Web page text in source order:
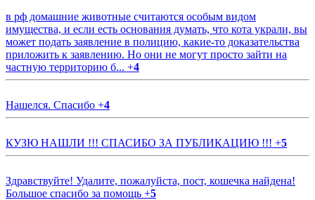
в рф домашние животные считаются особым видом
имущества, и если есть основания думать, что кота украли, вы
может подать заявление в полицию, какие-то доказательства
приложить к заявлению. Но они не могут просто зайти на
частную территорию б... +4
Нашелся. Спасибо +4
КУЗЮ НАШЛИ !!! СПАСИБО ЗА ПУБЛИКАЦИЮ !!! +5
Здравствуйте! Удалите, пожалуйста, пост, кошечка найдена!
Большое спасибо за помощь +5